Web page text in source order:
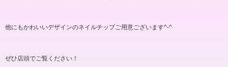
他にもかわいいデザインのネイルチップご用意ございます^-^
ぜひ店頭でご覧ください！